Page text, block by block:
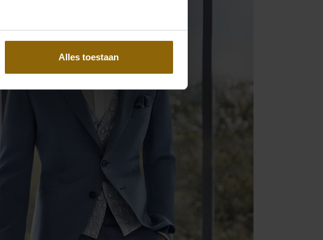
Alles toestaan